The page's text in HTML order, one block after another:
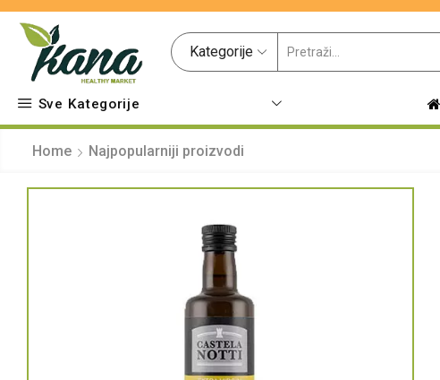
Kategorije
Sve Kategorije
Home Najpopularniji proizvodi